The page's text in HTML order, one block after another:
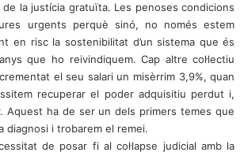
la justícia gratuïta. Les penoses condicions
urgents perquè sinó, no només estem
en risc la sostenibilitat d’un sistema que és
que ho reivindiquem. Cap altre col·lectiu
el seu salari un misèrrim 3,9%, quan
recuperar el poder adquisitiu perdut i,
ha de ser un dels primers temes que
diagnosi i trobarem el remei.
de posar fi al col·lapse judicial amb la